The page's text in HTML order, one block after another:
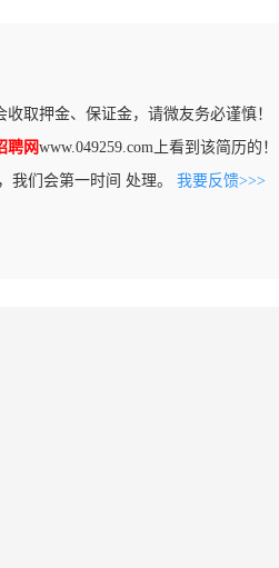
取押金、保证金，请微友务必谨慎！
聘网www.049259.com上看到该简历的！
我们会第一时间 处理。 我要反馈>>>